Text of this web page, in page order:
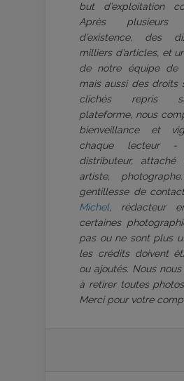
but d’exploitation
Après plusieurs
d’existence, des
milliers d’articles, et
de notre équipe de
mais aussi des droits
clichés repris
plateforme, nous
bienveillance et
chaque lecteur -
distributeur, attaché
artiste,
gentillesse de
Michel, rédacteur
certaines
pas ou ne sont plus
les crédits doivent
ou ajoutés. Nous
à retirer toutes
Merci pour votre